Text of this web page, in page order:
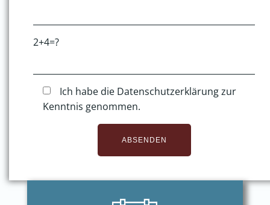
2+4=?
Ich habe die Datenschutzerklärung zur
Kenntnis genommen.